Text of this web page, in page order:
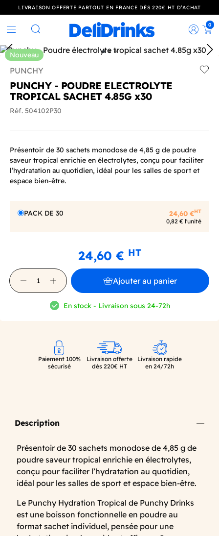
LIVRAISON OFFERTE PARTOUT EN FRANCE DÈS 220€ HT D’ACHAT
Rechercher
0
Nouveau
PUNCHY
PUNCHY - POUDRE ELECTROLYTE
TROPICAL SACHET 4.85G x30
Réf. 504102P30
Présentoir de 30 sachets monodose de 4,85 g de poudre
saveur tropical enrichie en électrolytes, conçu pour faciliter
l’hydratation au quotidien, idéal pour les salles de sport et
espace bien-être.
PACK DE 30 24,60 €HT
0,82 € l'unité
24,60 € HT
Ajouter au panier
En stock - Livraison sous 24-72h
Paiement 100%
sécurisé
Livraison offerte
dès 220€ HT
Livraison rapide
en 24/72h
Description
Présentoir de 30 sachets monodose de 4,85 g de
poudre saveur tropical enrichie en électrolytes,
conçu pour faciliter l’hydratation au quotidien,
idéal pour les salles de sport et espace bien-être.
Le Punchy Hydration Tropical de Punchy Drinks
est une boisson fonctionnelle en poudre au
format sachet individuel, pensée pour une